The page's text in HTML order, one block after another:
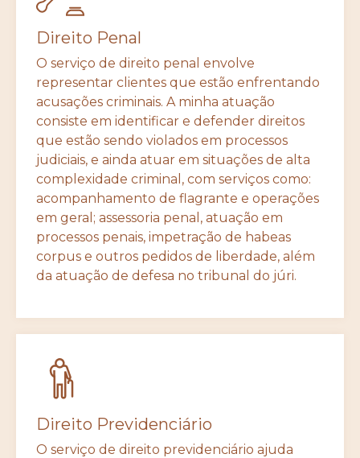
Direito Penal
O serviço de direito penal envolve
representar clientes que estão enfrentando
acusações criminais. A minha atuação
consiste em identificar e defender direitos
que estão sendo violados em processos
judiciais, e ainda atuar em situações de alta
complexidade criminal, com serviços como:
acompanhamento de flagrante e operações
em geral; assessoria penal, atuação em
processos penais, impetração de habeas
corpus e outros pedidos de liberdade, além
da atuação de defesa no tribunal do júri.
Direito Previdenciário
O serviço de direito previdenciário ajuda